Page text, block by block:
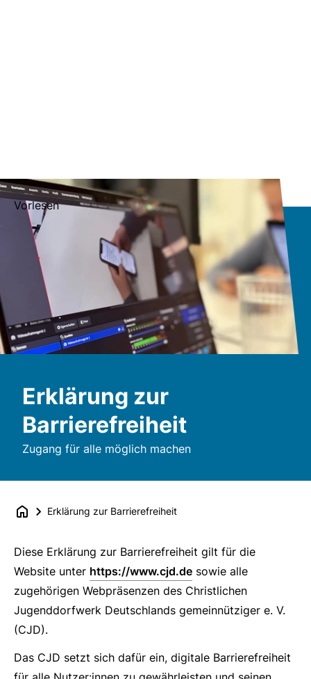
Vorlesen
Erklärung zur
Barrierefreiheit
Zugang für alle möglich machen
Erklärung zur Barrierefreiheit
Diese Erklärung zur Barrierefreiheit gilt für die
Website unter https://www.cjd.de sowie alle
zugehörigen Webpräsenzen des Christlichen
Jugenddorfwerk Deutschlands gemeinnütziger e. V.
(CJD).
Das CJD setzt sich dafür ein, digitale Barrierefreiheit